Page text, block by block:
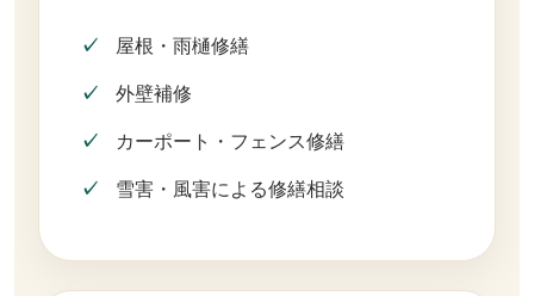
屋根・雨樋修繕
外壁補修
カーポート・フェンス修繕
雪害・風害による修繕相談